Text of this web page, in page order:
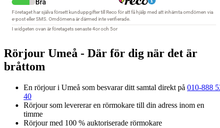
Rörjour Umeå - Där för dig när det är
bråttom
En rörjour i Umeå som besvarar ditt samtal direkt på 010-888
40
Rörjour som levererar en rörmokare till din adress inom en
timme
Rörjour med 100 % auktoriserade rörmokare